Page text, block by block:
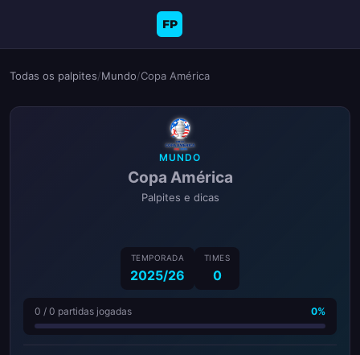
FP
Todas os palpites/Mundo/Copa América
MUNDO
Copa América
Palpites e dicas
TEMPORADA
2025/26
TIMES
0
0 / 0 partidas jogadas 0%